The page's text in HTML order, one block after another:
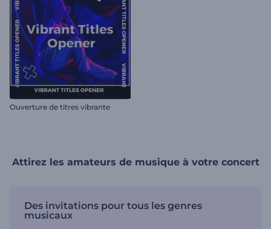
Ouverture de titres vibrante
Attirez les amateurs de musique à votre concert
Des invitations pour tous les genres
musicaux